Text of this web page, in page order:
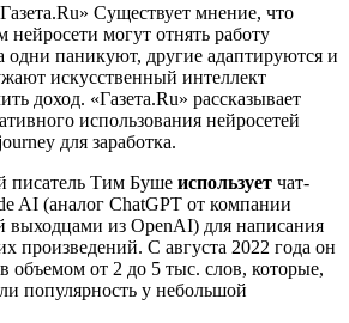
Существует мнение, что
могут отнять работу
паникуют, другие адаптируются и
искусственный интеллект
доход. «Газета.Ru» рассказывает
использования нейросетей
для заработка.
писатель Тим Буше использует чат-
AI (аналог ChatGPT от компании
выходцами из OpenAI) для написания
произведений. С августа 2022 года он
объемом от 2 до 5 тыс. слов, которые,
популярность у небольшой